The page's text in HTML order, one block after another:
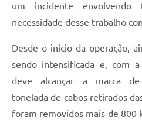
um incidente
necessidade desse trabalho
Desde o início da operação,
sendo intensificada e, com
deve alcançar a marca de
tonelada de cabos retirados
foram removidos mais de 800